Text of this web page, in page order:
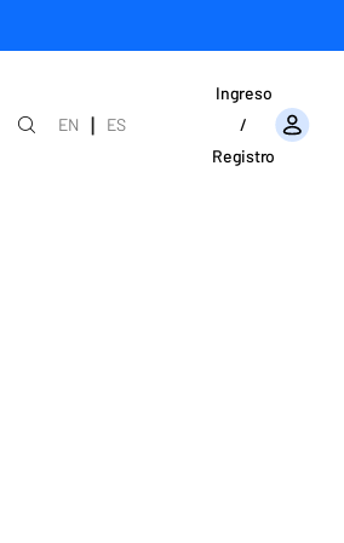
EN |
ES
Ingreso
/
Registro